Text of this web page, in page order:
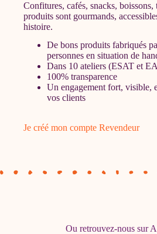
Confitures, cafés, snacks,
produits sont gourmands,
histoire.
De bons produits fabriqués
personnes en situation de
Dans 10 ateliers (ESAT et
100% transparence
Un engagement fort, visible,
vos clients
Je créé mon compte Revendeur
Ou retrouvez-nous sur